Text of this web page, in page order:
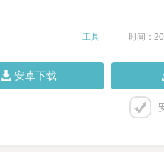
工具 时间：
安卓下载